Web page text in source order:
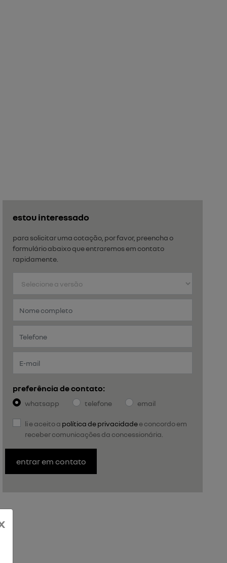
estou interessado
para solicitar uma cotação, por favor, preencha o
formulário abaixo que entraremos em contato
rapidamente.
preferência de contato:
whatsapp telefone email
li e aceito a política de privacidadee concordo em
receber comunicações da concessionária.
entrar em contato